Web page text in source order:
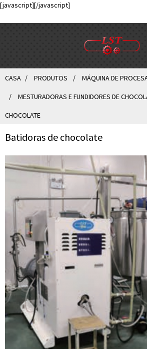
[javascript][/javascript]
CASA PRODUTOS MÁQUINA DE
MESTURADORAS E FUNDIDORES DE
CHOCOLATE
Batidoras de chocolate